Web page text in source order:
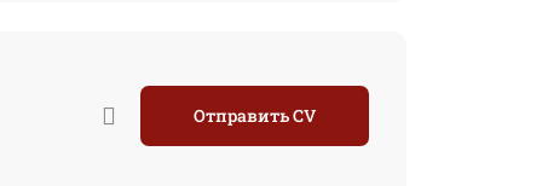
Отправить CV